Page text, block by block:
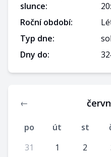
slunce:
Roční období:
Typ dne:
Dny do:
←
po út st
31
1 2